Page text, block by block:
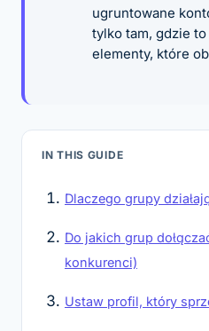
ugruntowane
tylko tam, gdzie
elementy, które
IN THIS GUIDE
Dlaczego grupy
Do jakich grup
konkurenci)
Ustaw profil, który